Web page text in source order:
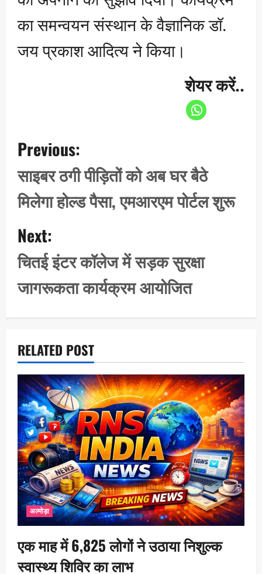
का समन्वयन संस्थान के वैज्ञानिक डॉ.
जय प्रकाश आदित्य ने किया।
शेयर करें..
o
s
t
n
v
i
g
a
i
o
n
Previous:
साइबर ठगी पीड़ितों को अब घर बैठे
मिलेगा होल्ड पैसा, एमआरएम पोर्टल शुरू
Next:
चितई इंटर कॉलेज में सड़क सुरक्षा
जागरूकता कार्यक्रम आयोजित
RELATED POST
अल्मोड़ा
एक माह में 6,825 लोगों ने उठाया निशुल्क
स्वास्थ्य शिविर का लाभ